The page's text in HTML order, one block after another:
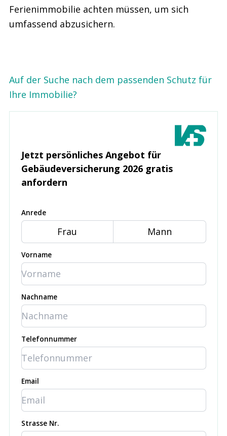
Ferienimmobilie achten müssen, um sich
umfassend abzusichern.
Auf der Suche nach dem passenden Schutz für
Ihre Immobilie?
Jetzt persönliches Angebot für
Gebäude­versicherung 2026 gratis
anfordern
Anrede
Frau Mann
Vorname
Nachname
Telefonnummer
Email
Strasse Nr.